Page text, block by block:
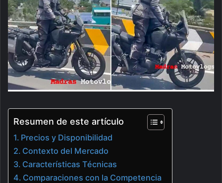
Resumen de este artículo
Precios y Disponibilidad
Contexto del Mercado
Características Técnicas
Comparaciones con la Competencia